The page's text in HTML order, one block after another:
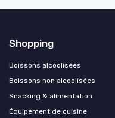
Shopping
Boissons alcoolisées
Boissons non alcoolisées
Snacking & alimentation
Équipement de cuisine